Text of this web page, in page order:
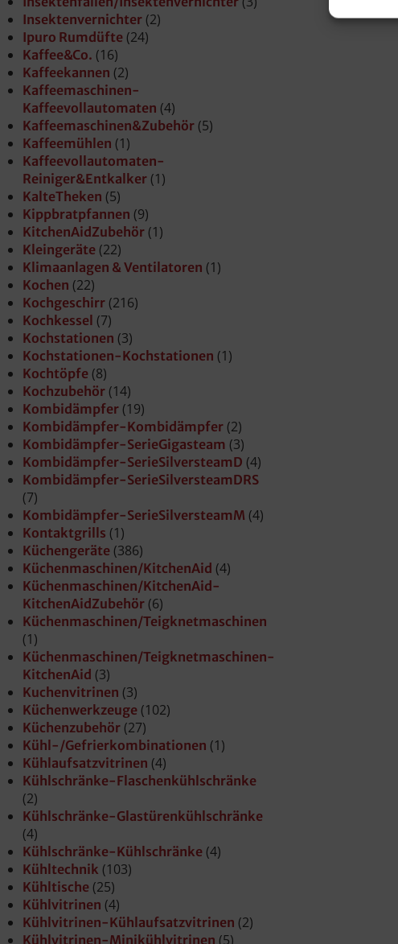
Insektenvernichter (2)
Ipuro Rumdüfte (24)
Kaffee&Co. (16)
Kaffeekannen (2)
Kaffeemaschinen-
Kaffeevollautomaten (4)
Kaffeemaschinen&Zubehör (5)
Kaffeemühlen (1)
Kaffeevollautomaten-
Reiniger&Entkalker (1)
KalteTheken (5)
Kippbratpfannen (9)
KitchenAidZubehör (1)
Kleingeräte (22)
Klimaanlagen & Ventilatoren (1)
Kochen (22)
Kochgeschirr (216)
Kochkessel (7)
Kochstationen (3)
Kochstationen-Kochstationen (1)
Kochtöpfe (8)
Kochzubehör (14)
Kombidämpfer (19)
Kombidämpfer-Kombidämpfer (2)
Kombidämpfer-SerieGigasteam (3)
Kombidämpfer-SerieSilversteamD (4)
Kombidämpfer-SerieSilversteamDRS
(7)
Kombidämpfer-SerieSilversteamM (4)
Kontaktgrills (1)
Küchengeräte (386)
Küchenmaschinen/KitchenAid (4)
Küchenmaschinen/KitchenAid-
KitchenAidZubehör (6)
Küchenmaschinen/Teigknetmaschinen
(1)
Küchenmaschinen/Teigknetmaschinen-
KitchenAid (3)
Kuchenvitrinen (3)
Küchenwerkzeuge (102)
Küchenzubehör (27)
Kühl-/Gefrierkombinationen (1)
Kühlaufsatzvitrinen (4)
Kühlschränke-Flaschenkühlschränke
(2)
Kühlschränke-Glastürenkühlschränke
(4)
Kühlschränke-Kühlschränke (4)
Kühltechnik (103)
Kühltische (25)
Kühlvitrinen (4)
Kühlvitrinen-Kühlaufsatzvitrinen (2)
Kühlvitrinen-Minikühlvitrinen (5)